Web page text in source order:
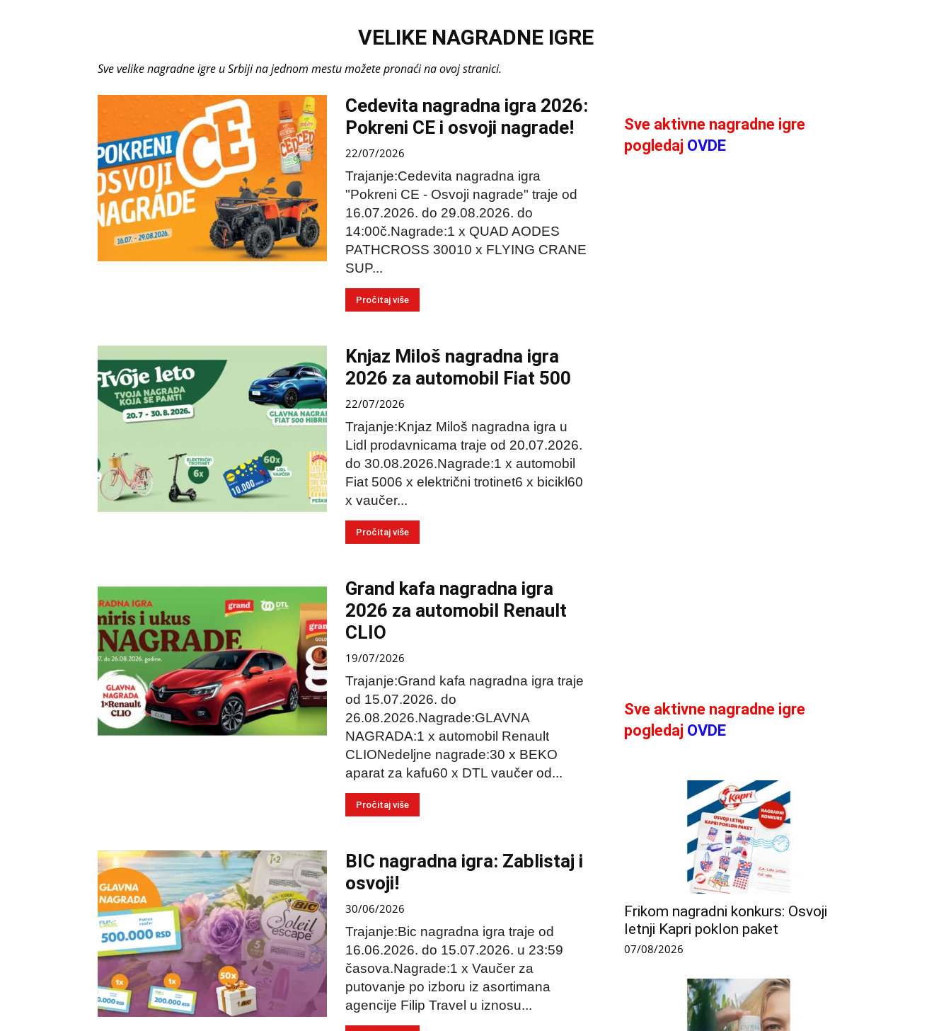
VELIKE NAGRADNE IGRE
Sve velike nagradne igre u Srbiji na jednom mestu možete pronaći na ovoj stranici.
Cedevita nagradna igra 2026:
Pokreni CE i osvoji nagrade!
22/07/2026
Trajanje:Cedevita nagradna igra
"Pokreni CE - Osvoji nagrade" traje od
16.07.2026. do 29.08.2026. do
14:00č.Nagrade:1 x QUAD AODES
PATHCROSS 30010 x FLYING CRANE
SUP...
Pročitaj više
Knjaz Miloš nagradna igra
2026 za automobil Fiat 500
22/07/2026
Trajanje:Knjaz Miloš nagradna igra u
Lidl prodavnicama traje od 20.07.2026.
do 30.08.2026.Nagrade:1 x automobil
Fiat 5006 x električni trotinet6 x bicikl60
x vaučer...
Pročitaj više
Grand kafa nagradna igra
2026 za automobil Renault
CLIO
19/07/2026
Trajanje:Grand kafa nagradna igra traje
od 15.07.2026. do
26.08.2026.Nagrade:GLAVNA
NAGRADA:1 x automobil Renault
CLIONedeljne nagrade:30 x BEKO
aparat za kafu60 x DTL vaučer od...
Pročitaj više
BIC nagradna igra: Zablistaj i
osvoji!
30/06/2026
Trajanje:Bic nagradna igra traje od
16.06.2026. do 15.07.2026. u 23:59
časova.Nagrade:1 x Vaučer za
putovanje po izboru iz asortimana
agencije Filip Travel u iznosu...
Sve aktivne nagradne igre
pogledaj OVDE
Sve aktivne nagradne igre
pogledaj OVDE
Frikom nagradni konkurs: Osvoji
letnji Kapri poklon paket
07/08/2026